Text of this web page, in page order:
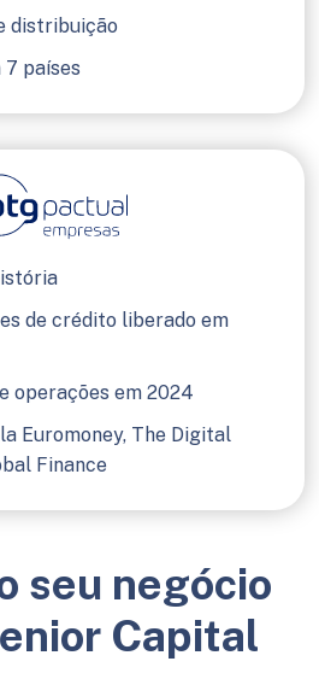
distribuição
7 países
de crédito liberado em
operações em 2024
Euromoney, The Digital
Finance
seu negócio
Capital